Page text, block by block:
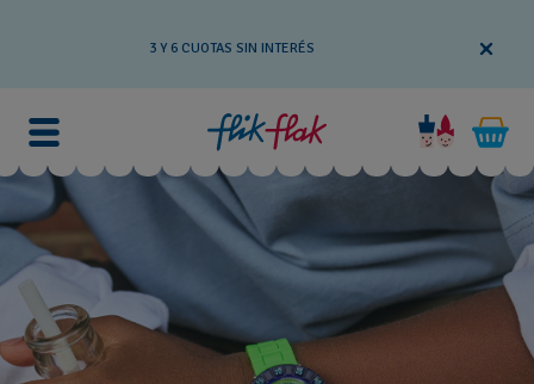
3 Y 6 CUOTAS SIN INTERÉS